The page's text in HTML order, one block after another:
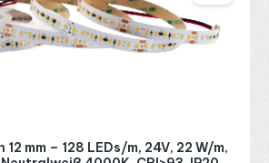
12 mm – 128 LEDs/m, 24V, 22 W/m,